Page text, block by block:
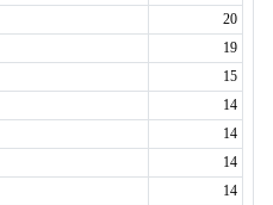
20
19
15
14
14
14
14